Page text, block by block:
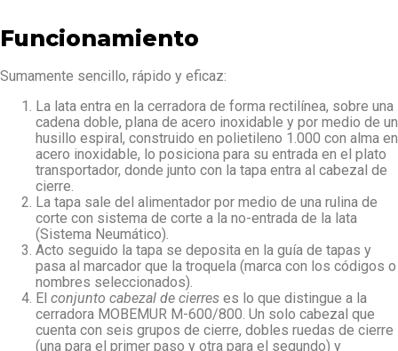
Funcionamiento
Sumamente sencillo, rápido y eficaz:
La lata entra en la cerradora de forma rectilínea, sobre una
cadena doble, plana de acero inoxidable y por medio de un
husillo espiral, construido en polietileno 1.000 con alma en
acero inoxidable, lo posiciona para su entrada en el plato
transportador, donde junto con la tapa entra al cabezal de
cierre.
La tapa sale del alimentador por medio de una rulina de
corte con sistema de corte a la no-entrada de la lata
(Sistema Neumático).
Acto seguido la tapa se deposita en la guía de tapas y
pasa al marcador que la troquela (marca con los códigos o
nombres seleccionados).
El conjunto cabezal de cierres es lo que distingue a la
cerradora MOBEMUR M-600/800. Un solo cabezal que
cuenta con seis grupos de cierre, dobles ruedas de cierre
(una para el primer paso y otra para el segundo) y